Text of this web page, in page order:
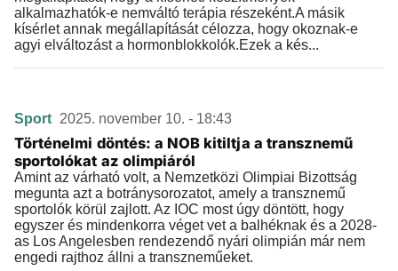
alkalmazhatók-e nemváltó terápia részeként.A másik
kísérlet annak megállapítását célozza, hogy okoznak-e
agyi elváltozást a hormonblokkolók.Ezek a kés...
Sport 2025. november 10. - 18:43
Történelmi döntés: a NOB kitiltja a transznemű
sportolókat az olimpiáról
Amint az várható volt, a Nemzetközi Olimpiai Bizottság
megunta azt a botránysorozatot, amely a transznemű
sportolók körül zajlott. Az IOC most úgy döntött, hogy
egyszer és mindenkorra véget vet a balhéknak és a 2028-
as Los Angelesben rendezendő nyári olimpián már nem
engedi rajthoz állni a transzneműeket.